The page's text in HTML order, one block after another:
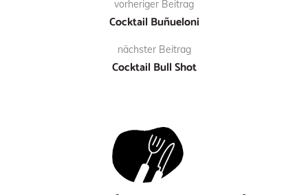
vorheriger Beitrag
Cocktail Buñueloni
nächster Beitrag
Cocktail Bull Shot